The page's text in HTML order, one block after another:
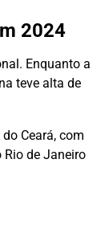
2024
Enquanto a
teve alta de
Ceará, com
Rio de Janeiro